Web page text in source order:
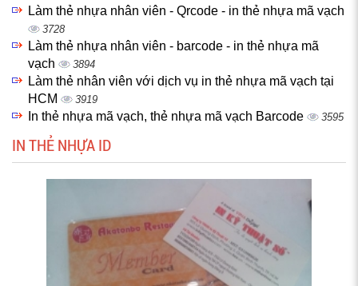
Làm thẻ nhựa nhân viên - Qrcode - in thẻ nhựa mã vạch
3728
Làm thẻ nhựa nhân viên - barcode - in thẻ nhựa mã
vạch
3894
Làm thẻ nhân viên với dịch vụ in thẻ nhựa mã vạch tại
HCM
3919
In thẻ nhựa mã vạch, thẻ nhựa mã vạch Barcode 3595
IN THẺ NHỰA ID